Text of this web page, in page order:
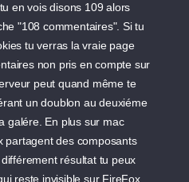
en vois disons 109 alors
"108 commentaires". Si tu
tu verras la vraie page
non pris en compte sur
peut quand même te
un doublon au deuxiéme
galére. En plus sur mac
partagent des composants
résultat tu peux
reste invisible sur FireFox